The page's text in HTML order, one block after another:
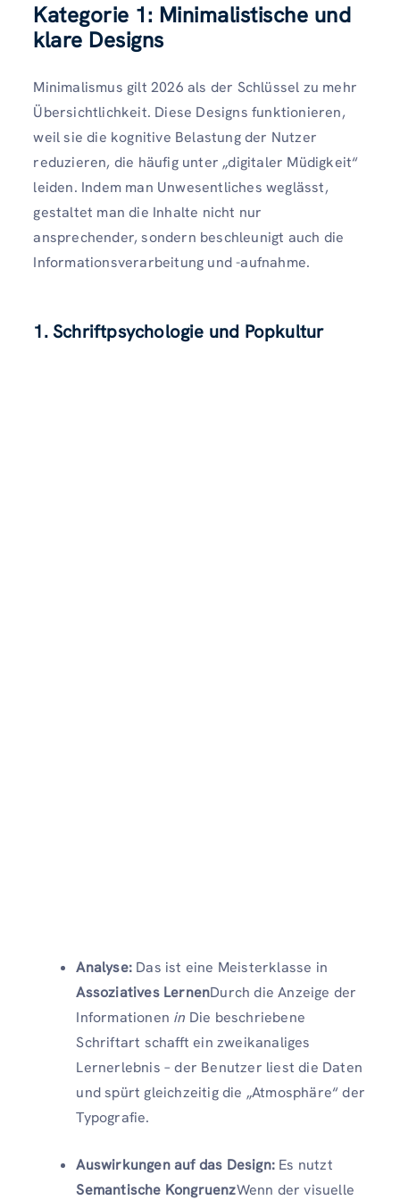
Kategorie 1: Minimalistische und
klare Designs
Minimalismus gilt 2026 als der Schlüssel zu mehr
Übersichtlichkeit. Diese Designs funktionieren,
weil sie die kognitive Belastung der Nutzer
reduzieren, die häufig unter „digitaler Müdigkeit“
leiden. Indem man Unwesentliches weglässt,
gestaltet man die Inhalte nicht nur
ansprechender, sondern beschleunigt auch die
Informationsverarbeitung und -aufnahme.
1. Schriftpsychologie und Popkultur
Analyse: Das ist eine Meisterklasse in
Assoziatives LernenDurch die Anzeige der
Informationen in Die beschriebene
Schriftart schafft ein zweikanaliges
Lernerlebnis – der Benutzer liest die Daten
und spürt gleichzeitig die „Atmosphäre“ der
Typografie.
Auswirkungen auf das Design: Es nutzt
Semantische KongruenzWenn der visuelle